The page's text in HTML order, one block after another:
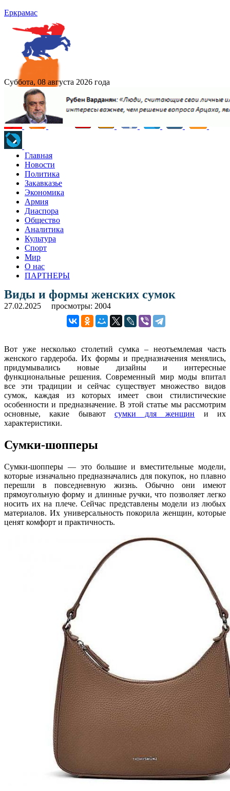
Еркрамас
Суббота, 08 августа 2026 года
Главная
Новости
Политика
Закавказье
Экономика
Армия
Диаспора
Общество
Аналитика
Культура
Спорт
Мир
О нас
ПАРТНЕРЫ
Виды и формы женских сумок
27.02.2025 просмотры: 2004
Вот уже несколько столетий сумка – неотъемлемая часть
женского гардероба. Их формы и предназначения менялись,
придумывались новые дизайны и интересные
функциональные решения. Современный мир моды впитал
все эти традиции и сейчас существует множество видов
сумок, каждая из которых имеет свои стилистические
особенности и предназначение. В этой статье мы рассмотрим
основные, какие бывают сумки для женщин и их
характеристики.
Сумки-шопперы
Сумки-шопперы — это большие и вместительные модели,
которые изначально предназначались для покупок, но плавно
перешли в повседневную жизнь. Обычно они имеют
прямоугольную форму и длинные ручки, что позволяет легко
носить их на плече. Сейчас представлены модели из любых
материалов. Их универсальность покорила женщин, которые
ценят комфорт и практичность.